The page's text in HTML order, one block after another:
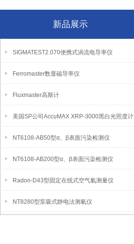
新品展示
SIGMATEST2.070便携式涡流电导率仪
Ferromaster数显磁导率仪
Fluxmaster高斯计
美国SP公司AccuMAX XRP-3000黑白光照度计
NT6108-AB50型α、β表面污染检测仪
NT6108-AB200型α、β表面污染检测仪
Radon-D43型固定在线式空气氡测量仪
NT8280型泵吸式静电法测氡仪